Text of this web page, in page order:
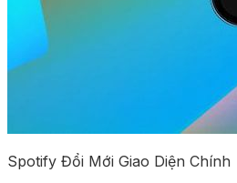
Spotify Đổi Mới Giao Diện Chính